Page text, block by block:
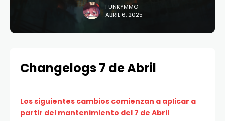
FUNKYMMO
ABRIL 6, 2025
Changelogs 7 de Abril
Los siguientes cambios comienzan a aplicar a
partir del mantenimiento del 7 de Abril